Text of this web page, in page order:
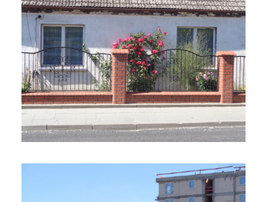
autentyczność
20 grudnia 2018
3 min czytania
Autor:Kamil Sulewski